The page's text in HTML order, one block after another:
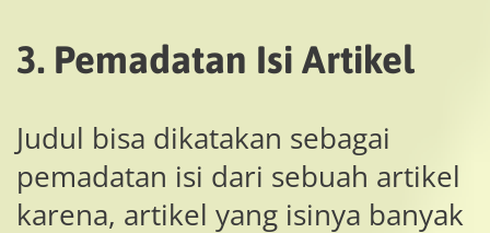
3. Pemadatan Isi Artikel
Judul bisa dikatakan sebagai
pemadatan isi dari sebuah artikel
karena, artikel yang isinya banyak